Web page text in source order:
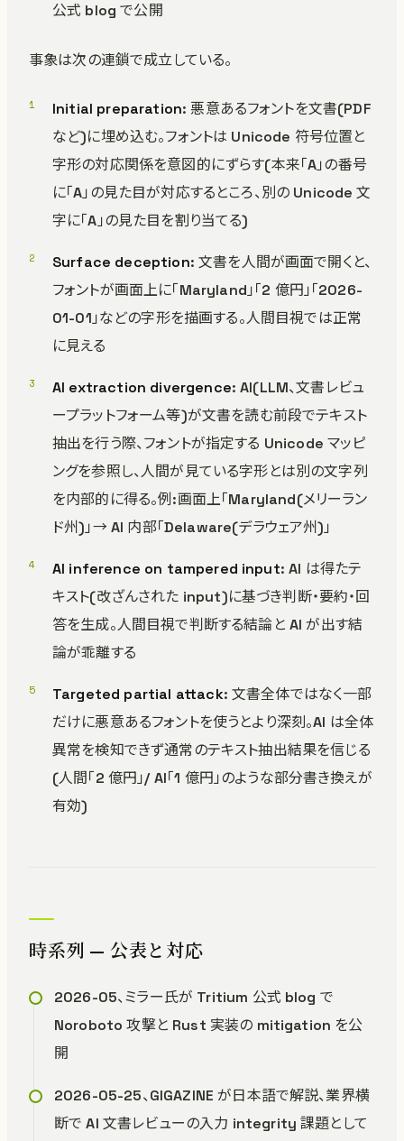
公式 blog で公開
事象は次の連鎖で成立している。
Initial preparation: 悪意あるフォントを文書(PDF
など)に埋め込む。フォントは Unicode 符号位置と
字形の対応関係を意図的にずらす(本来「A」の番号
に「A」の見た目が対応するところ、別の Unicode 文
字に「A」の見た目を割り当てる)
Surface deception: 文書を人間が画面で開くと、
フォントが画面上に「Maryland」「2 億円」「2026-
01-01」などの字形を描画する。人間目視では正常
に見える
AI extraction divergence: AI(LLM、文書レビュ
ープラットフォーム等)が文書を読む前段でテキスト
抽出を行う際、フォントが指定する Unicode マッピ
ングを参照し、人間が見ている字形とは別の文字列
を内部的に得る。例:画面上「Maryland(メリーラン
ド州)」→ AI 内部「Delaware(デラウェア州)」
AI inference on tampered input: AI は得たテ
キスト(改ざんされた input)に基づき判断・要約・回
答を生成。人間目視で判断する結論と AI が出す結
論が乖離する
Targeted partial attack: 文書全体ではなく一部
だけに悪意あるフォントを使うとより深刻。AI は全体
異常を検知できず通常のテキスト抽出結果を信じる
(人間「2 億円」/ AI「1 億円」のような部分書き換えが
有効)
時系列 — 公表と対応
2026-05、ミラー氏が Tritium 公式 blog で
Noroboto 攻撃と Rust 実装の mitigation を公
開
2026-05-25、GIGAZINE が日本語で解説、業界横
断で AI 文書レビューの入力 integrity 課題として